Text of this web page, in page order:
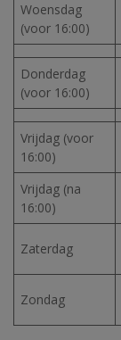
Woensdag
(voor 16:00)
Donderdag
(voor 16:00)
Vrijdag (voor
16:00)
Vrijdag (na
16:00)
Zaterdag
Zondag